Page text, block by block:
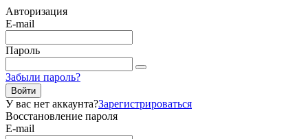
Авторизация
E-mail
Пароль
Забыли пароль?
Войти
У вас нет аккаунта?Зарегистрироваться
Восстановление пароля
E-mail